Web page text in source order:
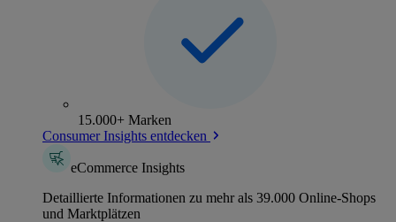
15.000+ Marken
Consumer Insights entdecken
eCommerce Insights
Detaillierte Informationen zu mehr als 39.000 Online-Shops
und Marktplätzen